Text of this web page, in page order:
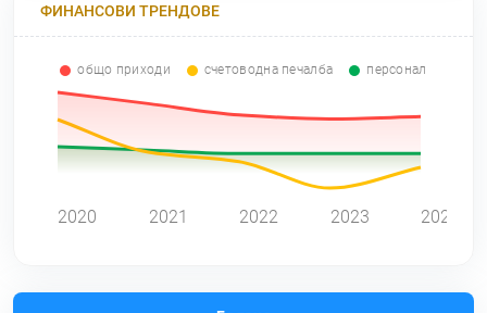
ФИНАНСОВИ ТРЕНДОВЕ
общо приходи счетоводна печалба персонал
2020 2021 2022 2023 2024